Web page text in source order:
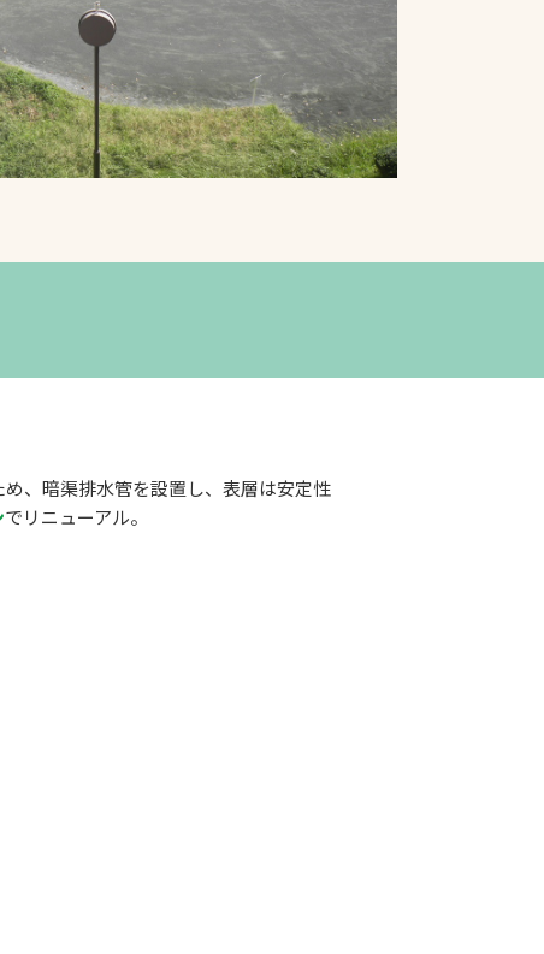
ソーシャルメディア
ポリシー
検索
、暗渠排水管を設置し、表層は安定性
でリニューアル。